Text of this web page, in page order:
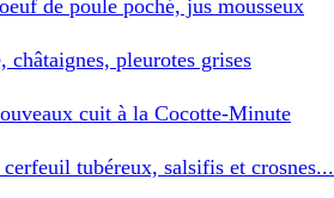
de poule poché, jus mousseux
châtaignes, pleurotes grises
cuit à la Cocotte-Minute
tubéreux, salsifis et crosnes...